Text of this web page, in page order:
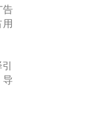
告
导